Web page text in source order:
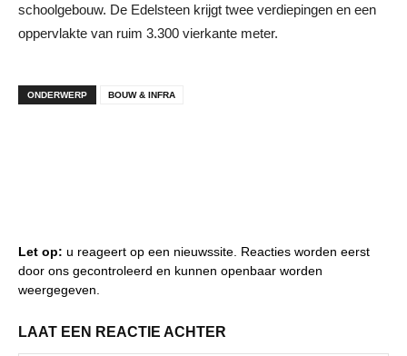
schoolgebouw. De Edelsteen krijgt twee verdiepingen en een
oppervlakte van ruim 3.300 vierkante meter.
ONDERWERP BOUW & INFRA
Let op: u reageert op een nieuwssite. Reacties worden eerst
door ons gecontroleerd en kunnen openbaar worden
weergegeven.
LAAT EEN REACTIE ACHTER